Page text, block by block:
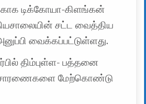
டிக்கோயா-கிளங்கன்
சட்ட வைத்திய
வைக்கப்பட்டுள்ளது.
திம்புள்ள- பத்தனை
மேற்கொண்டு